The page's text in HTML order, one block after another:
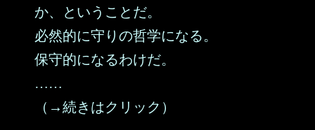
か、ということだ。
必然的に守りの哲学になる。
保守的になるわけだ。
……
（→続きはクリック）